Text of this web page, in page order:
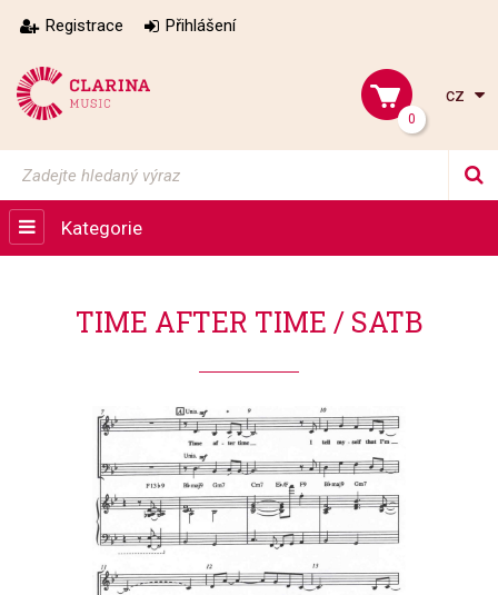
Registrace Přihlášení
0
cz
Kategorie
TIME AFTER TIME / SATB